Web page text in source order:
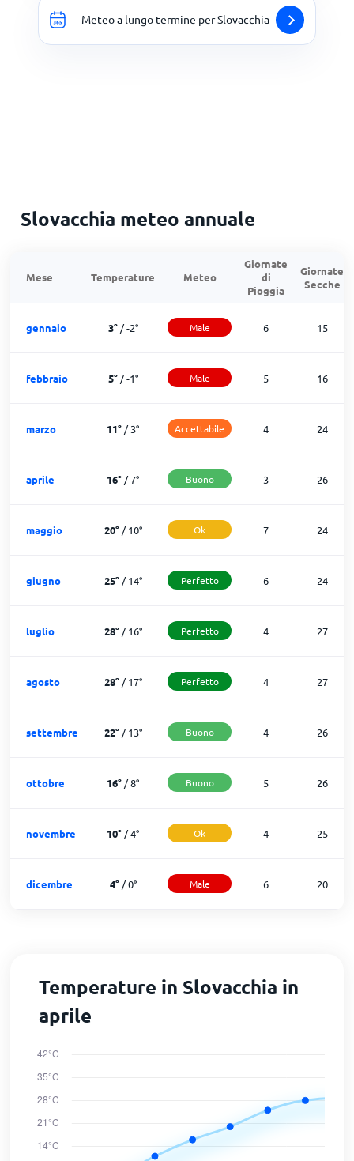
Meteo a lungo termine per Slovacchia
Slovacchia meteo annuale
Mese Temperature Meteo
Giornate
di
Pioggia
Giornate
Secche
gennaio 3°/-2° Male 6 15
febbraio 5°/-1° Male 5 16
marzo 11° /3° Accettabile 4 24
aprile 16° /7° Buono 3 26
maggio 20°/10° Ok 7 24
giugno 25°/14° Perfetto 6 24
luglio 28°/16° Perfetto 4 27
agosto 28°/17° Perfetto 4 27
settembre 22°/13° Buono 4 26
ottobre 16° /8° Buono 5 26
novembre 10° /4° Ok 4 25
dicembre 4°/0° Male 6 20
Temperature in Slovacchia in
aprile